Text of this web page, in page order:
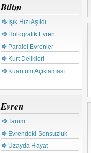
Bilim
Işık Hızı Aşıldı
Holografik Evren
Paralel Evrenler
Kurt Delikleri
Kuantum Açıklaması
Evren
Tanım
Evrendeki Sonsuzluk
Uzayda Hayat